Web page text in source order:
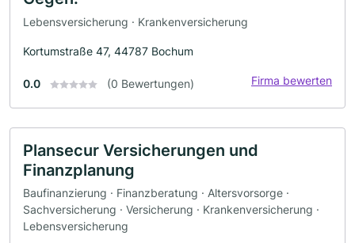
Lebensversicherung · Krankenversicherung
Kortumstraße 47, 44787 Bochum
0.0 (0 Bewertungen) Firma bewerten
Plansecur Versicherungen und
Finanzplanung
Baufinanzierung · Finanzberatung · Altersvorsorge ·
Sachversicherung · Versicherung · Krankenversicherung ·
Lebensversicherung